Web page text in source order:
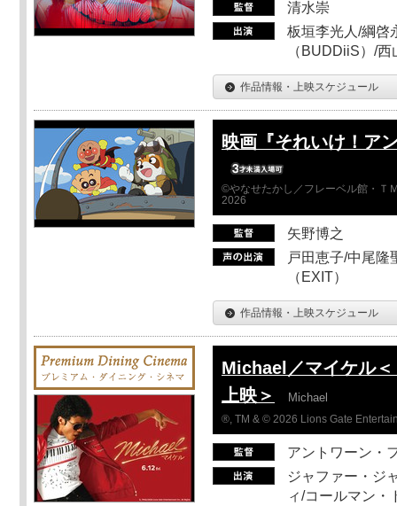
清水崇
板垣李光人/綱啓
（BUDDiiS）/
作品情報・上映スケジュール
映画『それいけ！ア
©やなせたかし／フレーベル館・Ｔ
2026
矢野博之
戸田恵子/中尾隆
（EXIT）
作品情報・上映スケジュール
Michael／マイケル
上映＞
Michael
®, TM & © 2026 Lions Gate
アントワーン・
ジャファー・ジ
ィ/コールマン・